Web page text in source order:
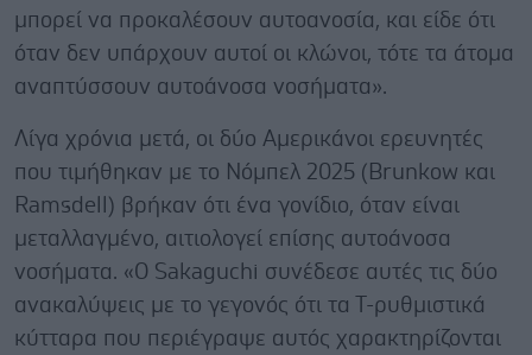
μπορεί να προκαλέσουν αυτοανοσία, και είδε ότι
όταν δεν υπάρχουν αυτοί οι κλώνοι, τότε τα άτομα
αναπτύσσουν αυτοάνοσα νοσήματα».
Λίγα χρόνια μετά, οι δύο Αμερικάνοι ερευνητές
που τιμήθηκαν με το Νόμπελ 2025 (Brunkow και
Ramsdell) βρήκαν ότι ένα γονίδιο, όταν είναι
μεταλλαγμένο, αιτιολογεί επίσης αυτοάνοσα
νοσήματα. «Ο Sakaguchi συνέδεσε αυτές τις δύο
ανακαλύψεις με το γεγονός ότι τα Τ-ρυθμιστικά
κύτταρα που περιέγραψε αυτός χαρακτηρίζονται